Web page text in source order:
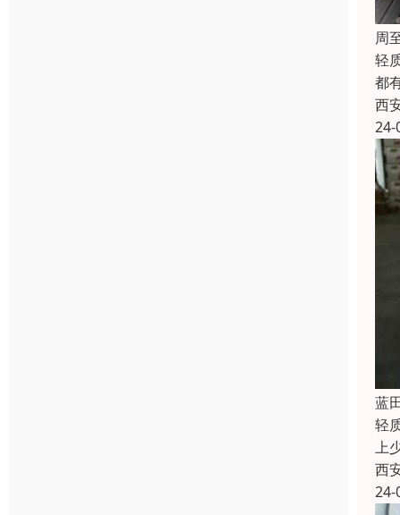
周
轻
都
西
24-
蓝
轻
上
西
24-